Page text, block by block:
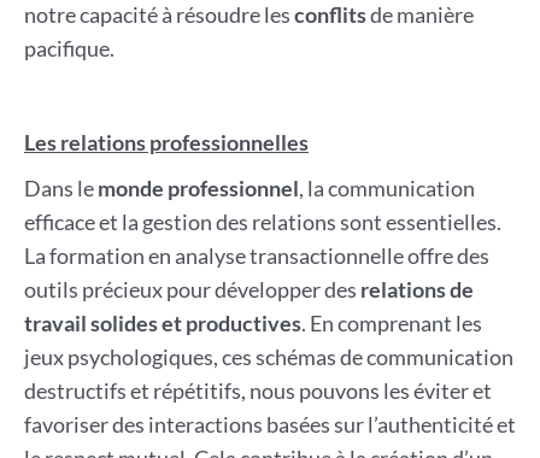
notre capacité à résoudre lesconflitsde manière
pacifique.
Les relations professionnelles
Dans lemonde professionnel, la communication
efficace et la gestion des relations sont essentielles.
La formation en analyse transactionnelle offre des
outils précieux pour développer des relations de
travail solides et productives. En comprenant les
jeux psychologiques, ces schémas de communication
destructifs et répétitifs, nous pouvons les éviter et
favoriser des interactions basées sur l’authenticité et